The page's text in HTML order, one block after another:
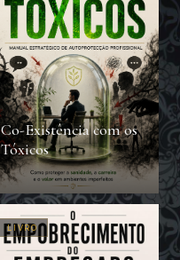
Co-Existência com os
Tóxicos
LIVRO